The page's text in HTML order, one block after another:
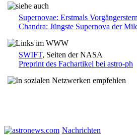
Supernovae: Erstmals
Chandra: Jüngste Supernova der
SWIFT, Seiten der NASA
Preprint des Fachartikel bei astro-ph
Nachrichten